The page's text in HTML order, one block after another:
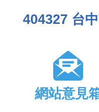
404327 台
網站意見